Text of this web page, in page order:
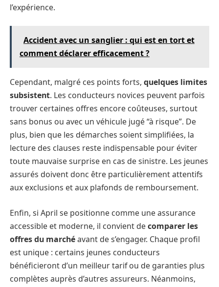
l’expérience.
Accident avec un sanglier : qui est en tort et
comment déclarer efficacement ?
Cependant, malgré ces points forts, quelques limites
subsistent. Les conducteurs novices peuvent parfois
trouver certaines offres encore coûteuses, surtout
sans bonus ou avec un véhicule jugé “à risque”. De
plus, bien que les démarches soient simplifiées, la
lecture des clauses reste indispensable pour éviter
toute mauvaise surprise en cas de sinistre. Les jeunes
assurés doivent donc être particulièrement attentifs
aux exclusions et aux plafonds de remboursement.
Enfin, si April se positionne comme une assurance
accessible et moderne, il convient decomparer les
offres du marchéavant de s’engager. Chaque profil
est unique : certains jeunes conducteurs
bénéficieront d’un meilleur tarif ou de garanties plus
complètes auprès d’autres assureurs. Néanmoins,